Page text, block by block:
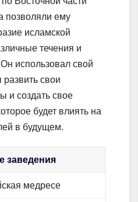
позволяли ему
исламской
течения и
использовал свой
свои
и создать свое
будет влиять на
в будущем.
заведения
медресе